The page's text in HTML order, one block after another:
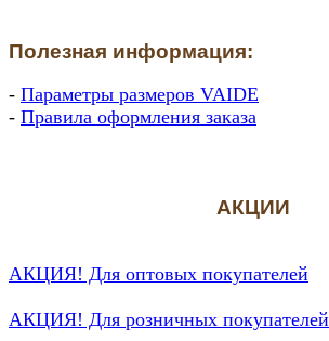
Полезная информация:
- Параметры размеров VAIDE
- Правила оформления заказа
АКЦИИ
АКЦИЯ! Для оптовых покупателей
АКЦИЯ! Для розничных покупателей